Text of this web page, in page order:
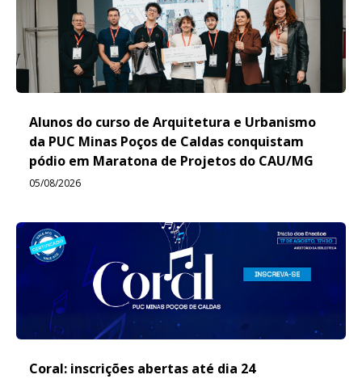
Alunos do curso de Arquitetura e Urbanismo
da PUC Minas Poços de Caldas conquistam
pódio em Maratona de Projetos do CAU/MG
05/08/2026
Coral: inscrições abertas até dia 24